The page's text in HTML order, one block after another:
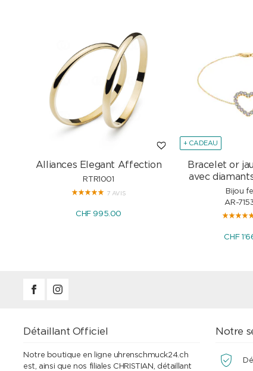
Alliances Elegant Affection
RTR1001
7 AVIS
CHF 995.00
+ CADEAU
Bracelet or
avec
Bijou
AR-
CHF
Détaillant Officiel
Notre boutique en ligne uhrenschmuck24.ch
est, ainsi que nos filiales CHRISTIAN, détaillant
Notre